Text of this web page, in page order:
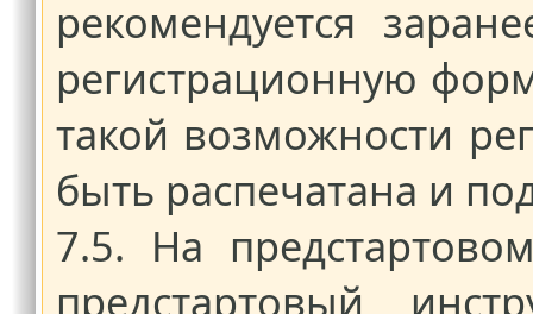
рекомендуется
регистрационную
такой возможности
быть распечатана и
7.5. На
предстартовый